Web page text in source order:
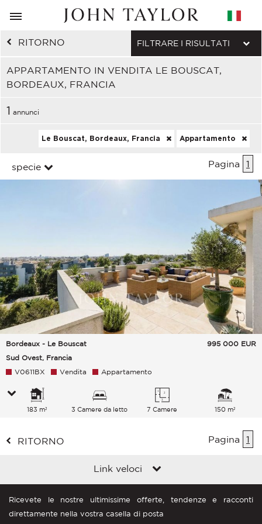
RITORNO
APPARTAMENTO IN VENDITA LE BOUSCAT,
BORDEAUX, FRANCIA
FILTRARE I RISULTATI
1 annunci
Le Bouscat, Bordeaux, Francia Appartamento
specie Pagina 1
Bordeaux - Le Bouscat
Sud Ovest, Francia
995 000 EUR
V0611BX Vendita Appartamento
183 m² 3 Camere da letto 7 Camere 150 m²
RITORNO Pagina 1
Link veloci
Ricevete le nostre ultimissime offerte, tendenze e racconti
direttamente nella vostra casella di posta